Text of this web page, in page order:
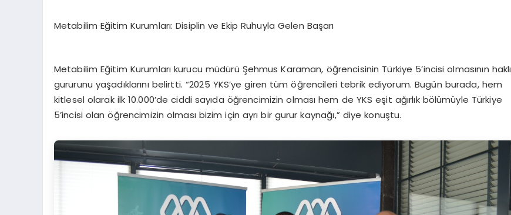
Metabilim Eğitim Kurumları: Disiplin ve Ekip Ruhuyla Gelen Başarı
Metabilim Eğitim Kurumları kurucu müdürü Şehmus Karaman, öğrencisinin Türkiye 5’incisi olmasının haklı
gururunu yaşadıklarını belirtti. “2025 YKS’ye giren tüm öğrencileri tebrik ediyorum. Bugün burada, hem
kitlesel olarak ilk 10.000’de ciddi sayıda öğrencimizin olması hem de YKS eşit ağırlık bölümüyle Türkiye
5’incisi olan öğrencimizin olması bizim için ayrı bir gurur kaynağı,” diye konuştu.